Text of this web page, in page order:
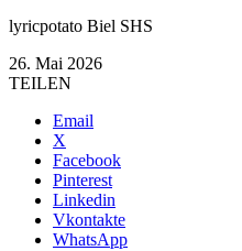
lyricpotato Biel SHS
26. Mai 2026
TEILEN
Email
X
Facebook
Pinterest
Linkedin
Vkontakte
WhatsApp